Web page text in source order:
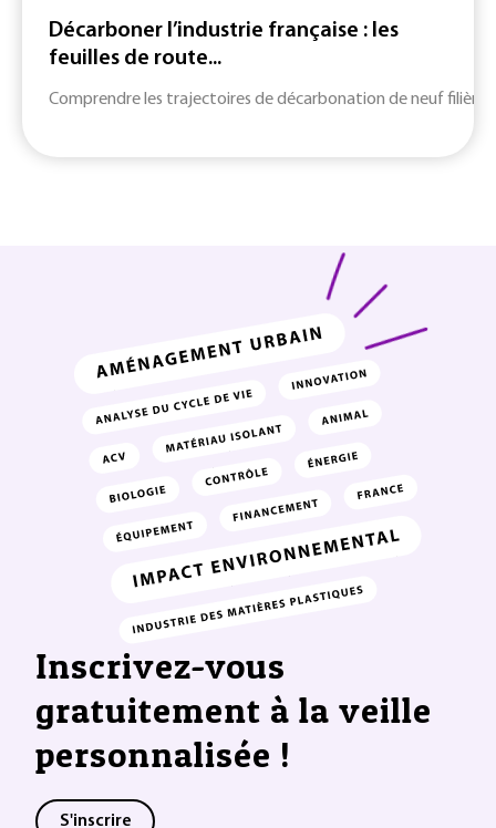
Décarboner l’industrie française : les
feuilles de route...
Comprendre les trajectoires de décarbonation de neuf
Inscrivez-vous
gratuitement à la veille
personnalisée !
S'inscrire